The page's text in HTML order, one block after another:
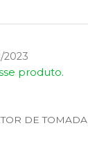
2023
produto.
DE TOMADA